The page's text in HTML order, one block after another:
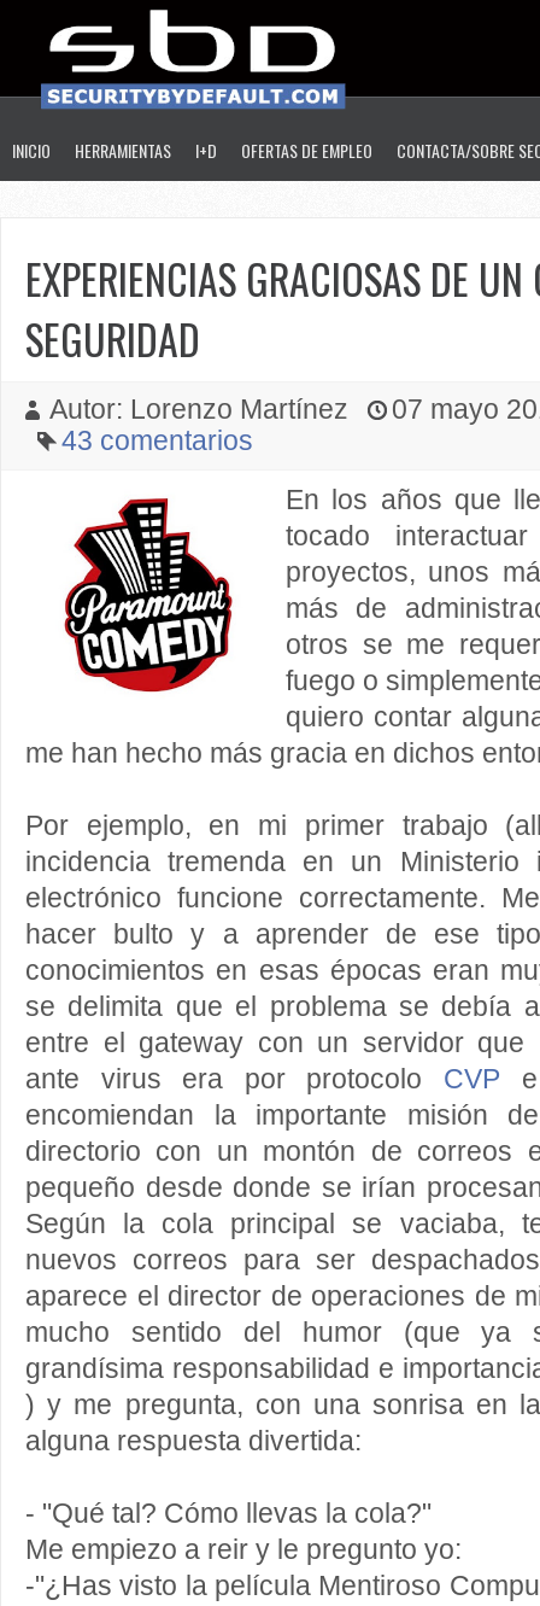
INICIO HERRAMIENTAS I+D OFERTAS DE EMPLEO CONTACTA/SOBRE
EXPERIENCIAS GRACIOSAS DE
SEGURIDAD
Autor: Lorenzo Martínez
07 mayo
43 comentarios
En los años que
tocado
proyectos, unos
más de
otros se me
fuego o
quiero contar
me han hecho más gracia en dichos
Por ejemplo, en mi primer trabajo
incidencia tremenda en un
electrónico funcione correctamente.
hacer bulto y a aprender de ese
conocimientos en esas épocas eran
se delimita que el problema se debía
entre el gateway con un servidor que
ante virus era por protocolo CVP e
encomiendan la importante misión
directorio con un montón de correos
pequeño desde donde se irían
Según la cola principal se vaciaba,
nuevos correos para ser
aparece el director de operaciones de
mucho sentido del humor (que
grandísima responsabilidad e
) y me pregunta, con una sonrisa en
alguna respuesta divertida:
- "Qué tal? Cómo llevas la cola?"
Me empiezo a reir y le pregunto yo:
-"¿Has visto la película Mentiroso